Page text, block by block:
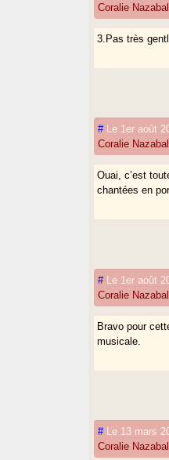
Coralie
3.Pas très
# Le 1er août
Coralie
Ouai, c’est
chantées en
# Le 1er août
Coralie
Bravo pour
musicale.
# Le 13 mars
Coralie